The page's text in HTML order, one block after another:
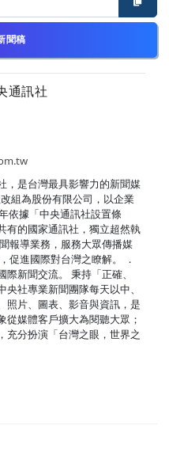
聞稿
通訊社
，是台灣最具影響力的新聞媒
組為股份有限公司，以企業
依據「中央通訊社設置條
有的國家通訊社，獨立超然執
報導業務，服務大眾傳播媒
促進國際對台灣之瞭解。 ．
新聞交流。 秉持「正確、
社專業新聞團隊每天以中、
照片、圖表、影音與資訊，是
媒體客戶擴大為閱聽大眾；
充分扮演「台灣之眼，世界之